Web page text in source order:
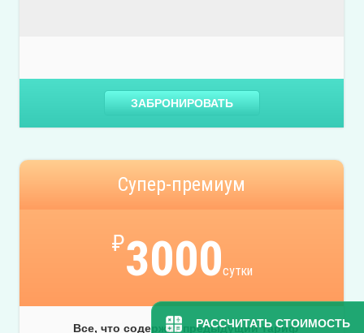
РАССЧИТАТЬ СТОИМОСТЬ
ЗАБРОНИРОВАТЬ
Супер-премиум
₽3000сутки
Все, что содержит предыдущий тариф